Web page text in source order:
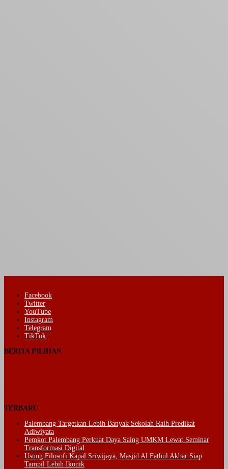
Facebook
Twitter
YouTube
Instagram
Telegram
TikTok
BERITA PILIHAN
TERBARU
Palembang Targetkan Lebih Banyak Sekolah Raih Predikat
Adiwiyata
Pemkot Palembang Perkuat Daya Saing UMKM Lewat Seminar
Transformasi Digital
Usung Filosofi Kapal Sriwijaya, Masjid Al Fathul Akbar Siap
Tampil Lebih Ikonik